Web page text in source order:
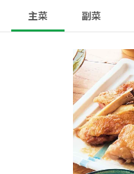
主菜 副菜